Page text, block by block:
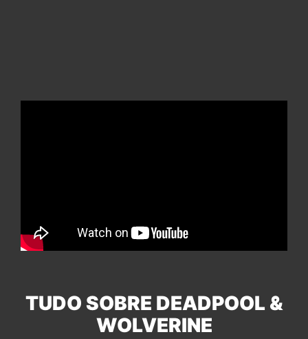
TUDO SOBRE DEADPOOL &
WOLVERINE